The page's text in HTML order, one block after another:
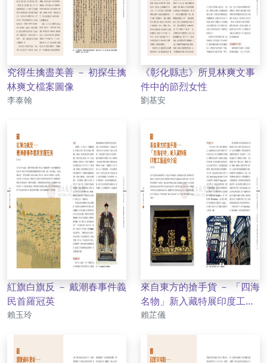
究得生擒盡美善 － 初探生擒
林爽文檔案圖像
作者
李泰翰
《彰化縣志》所見林爽文事
件中的節烈女性
作者
劉基安
紅旗白旗反 － 戴潮春事件義
民首羅冠英
作者
賴玉玲
來自東方的搶手貨 － 「四海
名物」新入藏特展印度工藝
選件介紹
作者
賴芷儀